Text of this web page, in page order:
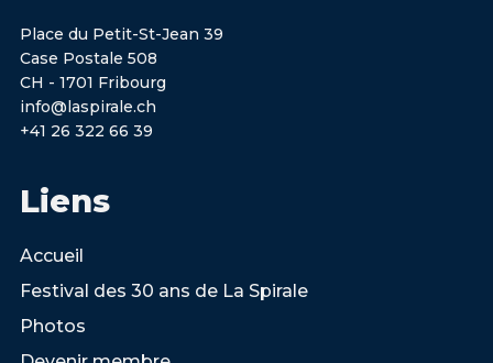
Place du Petit-St-Jean 39
Case Postale 508
CH - 1701 Fribourg
info@laspirale.ch
+41 26 322 66 39
Liens
Accueil
Festival des 30 ans de La Spirale
Photos